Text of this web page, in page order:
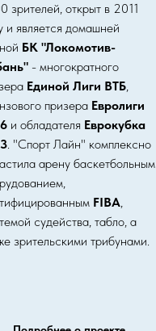
зрителей, открыт в 2011
и является домашней
БК "Локомотив-
- многократного
Единой Лиги ВТБ,
призера Евролиги
и обладателя Еврокубка
. "Спорт Лайн" комплексно
арену баскетбольным
FIBA,
судейства, табло, а
зрительскими трибунами.